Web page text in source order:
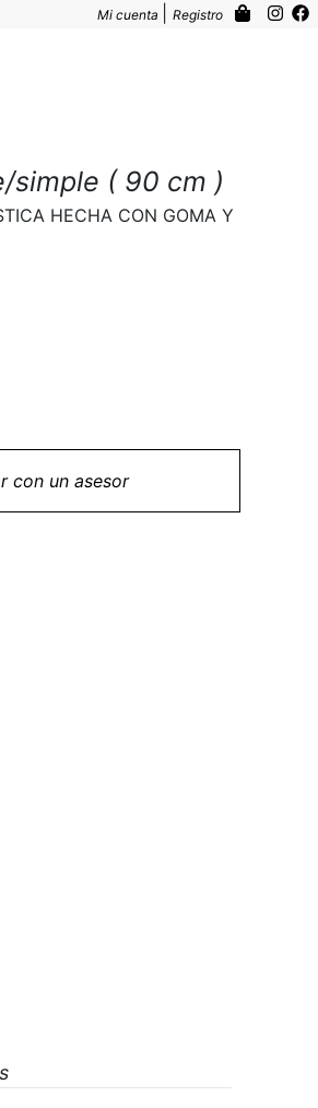
Mi cuenta Registro
simple ( 90 cm )
HECHA CON GOMA Y
con un asesor